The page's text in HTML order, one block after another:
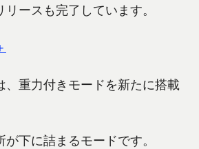
リースも完了しています。
、重力付きモードを新たに搭載
下に詰まるモードです。